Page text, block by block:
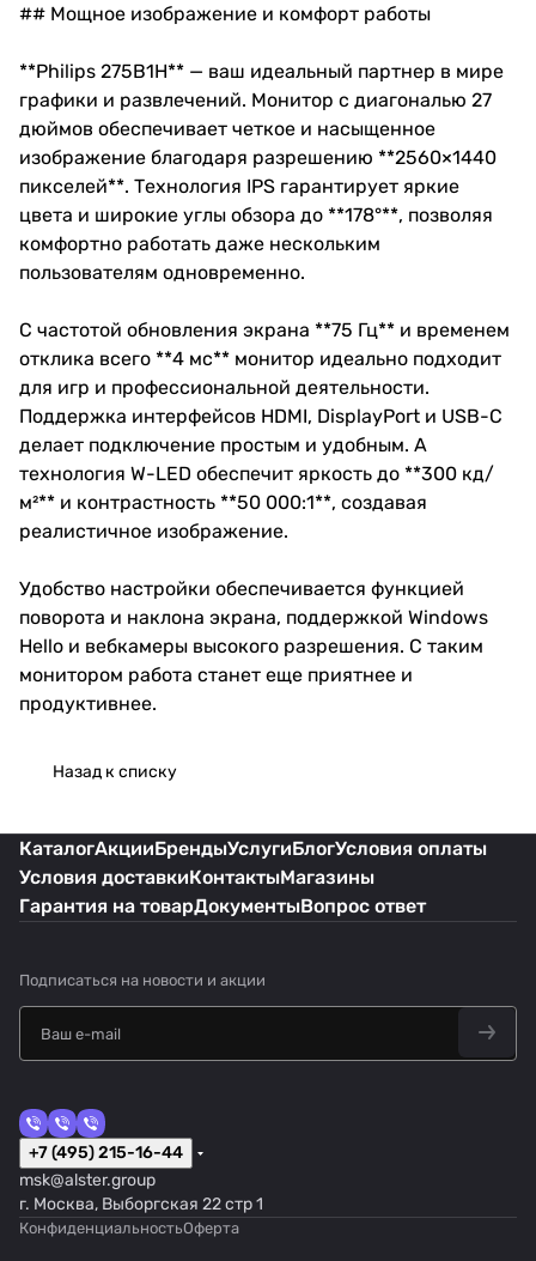
## Мощное изображение и комфорт работы
**Philips 275B1H** — ваш идеальный партнер в мире
графики и развлечений. Монитор с диагональю 27
дюймов обеспечивает четкое и насыщенное
изображение благодаря разрешению **2560×1440
пикселей**. Технология IPS гарантирует яркие
цвета и широкие углы обзора до **178°**, позволяя
комфортно работать даже нескольким
пользователям одновременно.
С частотой обновления экрана **75 Гц** и временем
отклика всего **4 мс** монитор идеально подходит
для игр и профессиональной деятельности.
Поддержка интерфейсов HDMI, DisplayPort и USB-C
делает подключение простым и удобным. А
технология W-LED обеспечит яркость до **300 кд/
м²** и контрастность **50 000:1**, создавая
реалистичное изображение.
Удобство настройки обеспечивается функцией
поворота и наклона экрана, поддержкой Windows
Hello и вебкамеры высокого разрешения. С таким
монитором работа станет еще приятнее и
продуктивнее.
Назад к списку
КаталогАкцииБрендыУслугиБлогУсловия оплаты
Условия доставкиКонтактыМагазины
Гарантия на товарДокументыВопрос ответ
Подписаться на новости и акции
+7 (495) 215-16-44
msk@alster.group
г. Москва, Выборгская 22 стр 1
КонфиденциальностьОферта